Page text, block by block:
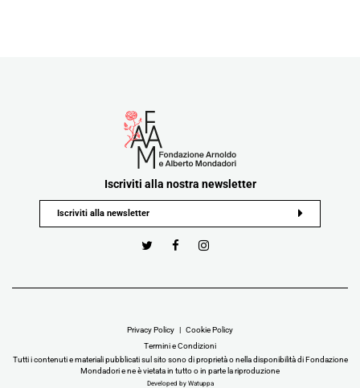
Iscriviti alla nostra newsletter
Privacy Policy
Cookie Policy
Termini e Condizioni
Tutti i contenuti e materiali pubblicati sul sito sono di proprietà o nella disponibilità di Fondazione
Mondadori e ne è vietata in tutto o in parte la riproduzione
Developed by Watuppa